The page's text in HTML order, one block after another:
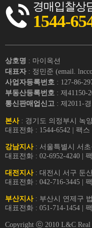
경매입찰상
1544-
상호명 : 마이옥션
대표자 : 정민준 (email.
사업자등록번호 : 127-86-
부동산등록번호 : 제41150-
통신판매업신고 : 제2011-
본사: 경기도 의정부시 녹
대표전화 : 1544-6542 | 팩스
강남지사: 서울특별시 서초
대표전화 : 02-6952-4240 |
대전지사: 대전시 서구 둔
대표전화 : 042-716-3445 |
부산지사: 부산시 연제구
대표전화 : 051-714-1454 |
Copyright ⓒ 2010 L&C Real